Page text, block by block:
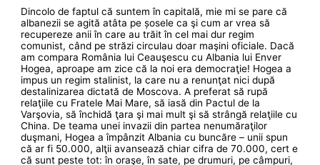
Dincolo de faptul că suntem în capitală, mie mi se pare că
albanezii se agită atâta pe șosele ca şi cum ar vrea să
recupereze anii în care au trăit în cel mai dur regim
comunist, când pe străzi circulau doar maşini oficiale. Dacă
am compara România lui Ceauşescu cu Albania lui Enver
Hogea, aproape am zice că la noi era democraţie! Hogea a
impus un regim stalinist, la care nu a renunţat nici după
destalinizarea dictată de Moscova. A preferat să rupă
relaţiile cu Fratele Mai Mare, să iasă din Pactul de la
Varşovia, să închidă ţara şi mai mult şi să strângă relaţiile cu
China. De teama unei invazii din partea nenumăraţilor
duşmani, Hogea a împânzit Albania cu buncăre – unii spun
că ar fi 50.000, alţii avansează chiar cifra de 70.000, cert e
că sunt peste tot: în oraşe, în sate, pe drumuri, pe câmpuri,